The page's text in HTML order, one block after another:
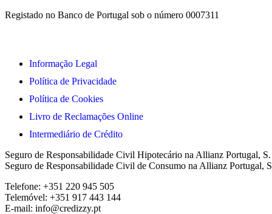
Registado no Banco de Portugal sob o número 0007311
Informação Legal
Política de Privacidade
Política de Cookies
Livro de Reclamações Online
Intermediário de Crédito
Seguro de Responsabilidade Civil Hipotecário na Allianz Portugal,
Seguro de Responsabilidade Civil de Consumo na Allianz Portugal,
Telefone: +351 220 945 505
Telemóvel: +351 917 443 144
E-mail: info@credizzy.pt